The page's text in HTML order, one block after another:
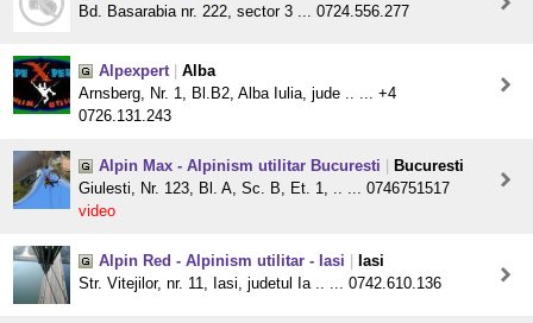
Bd. Basarabia nr. 222, sector 3 ... 0724.556.277
Alpexpert
Alba
Arnsberg, Nr. 1, Bl.B2, Alba Iulia, jude .. ... +4
0726.131.243
Alpin Max - Alpinism utilitar Bucuresti
Bucuresti
Giulesti, Nr. 123, Bl. A, Sc. B, Et. 1, .. ... 0746751517
video
Alpin Red - Alpinism utilitar - Iasi
Iasi
Str. Vitejilor, nr. 11, Iasi, judetul Ia .. ... 0742.610.136